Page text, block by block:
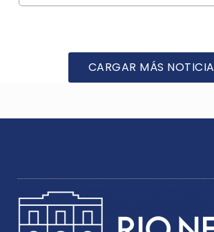
CARGAR MÁS